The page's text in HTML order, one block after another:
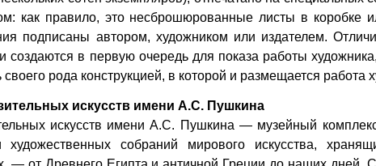
как правило, это несброшюрованные листы в коробке
подписаны автором, художником или издателем.
создаются в первую очередь для показа работы
рода конструкцией, в которой и размещается работа
искусств имени А.С. Пушкина
искусств имени А.С. Пушкина — музейный
собраний мирового искусства,